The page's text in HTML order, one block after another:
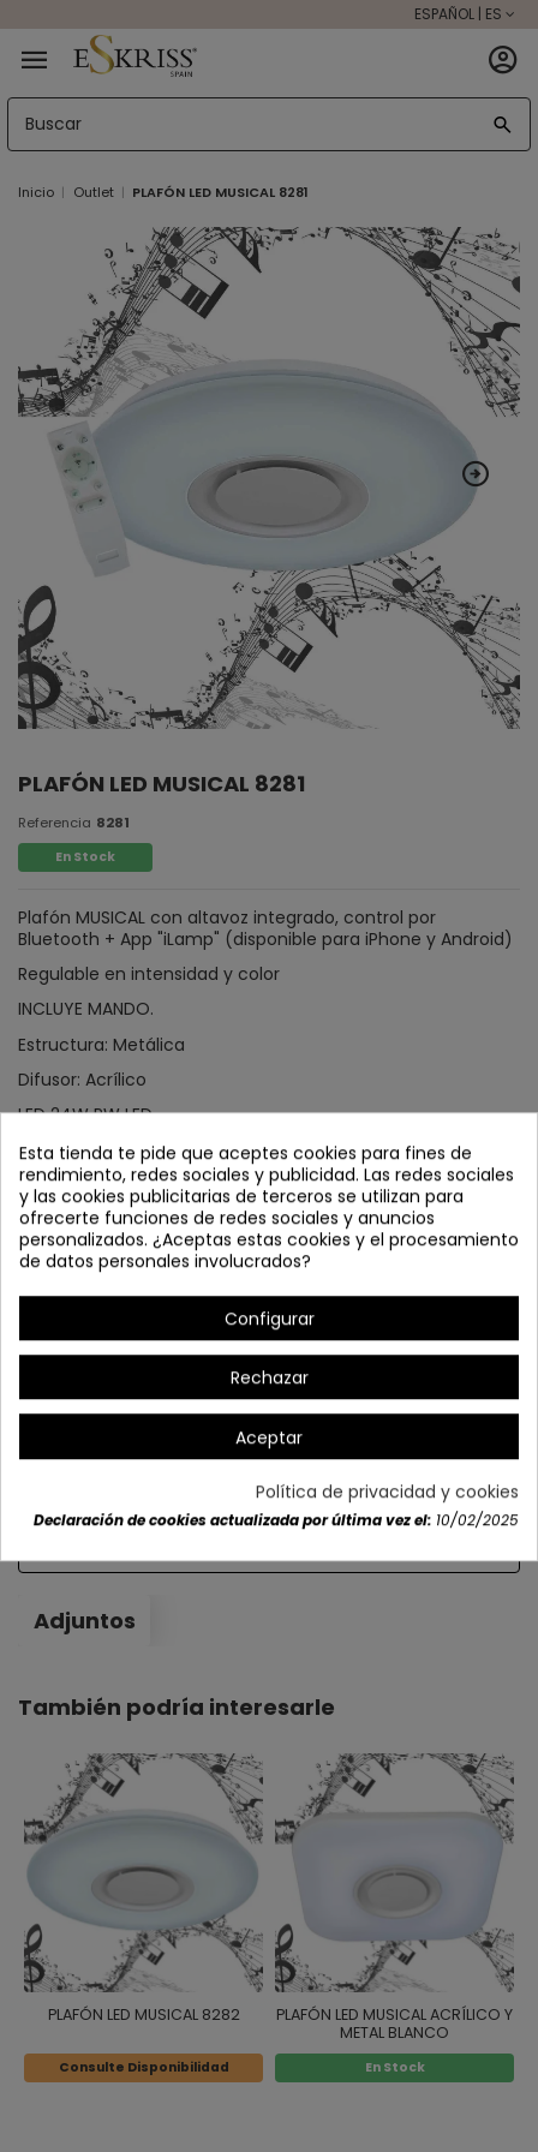
ESPAÑOL | ES
Inicio Outlet PLAFÓN LED MUSICAL 8281
PLAFÓN LED MUSICAL 8281
Referencia 8281
En Stock
Plafón MUSICAL con altavoz integrado, control por
Bluetooth + App "iLamp" (disponible para iPhone y Android)
Regulable en intensidad y color
INCLUYE MANDO.
Estructura: Metálica
Difusor: Acrílico
LED 24W PW LED
De 2700K hasta 6500K
IP: 20
LM: 1440 lm
Medidas:
40 cm | Alto: 5,5 cm
(ARTÍCULO EXCLUSIVO WEB)
Adjuntos
También podría interesarle
PLAFÓN LED MUSICAL 8282
Consulte Disponibilidad
PLAFÓN LED MUSICAL ACRÍLICO Y
METAL BLANCO
En Stock
Esta tienda te pide que aceptes cookies para fines de
rendimiento, redes sociales y publicidad. Las redes sociales
y las cookies publicitarias de terceros se utilizan para
ofrecerte funciones de redes sociales y anuncios
personalizados. ¿Aceptas estas cookies y el procesamiento
de datos personales involucrados?
Configurar
Rechazar
Aceptar
Política de privacidad y cookies
Declaración de cookies actualizada por última vez el: 10/02/2025